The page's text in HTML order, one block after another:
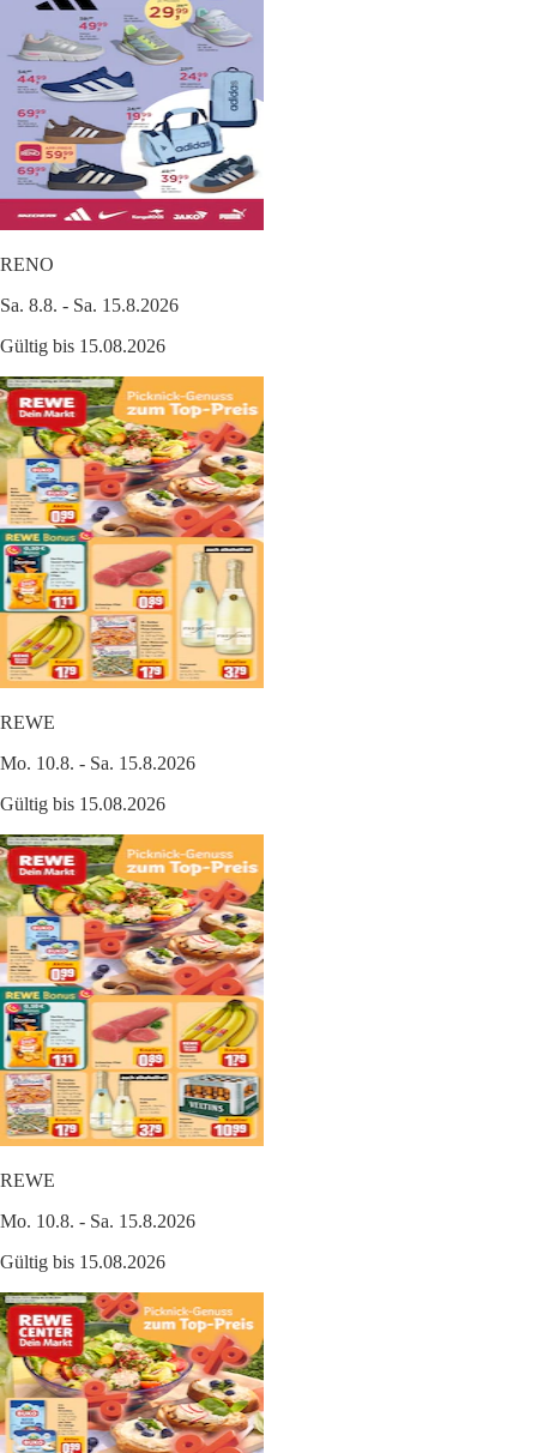
RENO
Sa. 8.8. - Sa. 15.8.2026
Gültig bis 15.08.2026
REWE
Mo. 10.8. - Sa. 15.8.2026
Gültig bis 15.08.2026
REWE
Mo. 10.8. - Sa. 15.8.2026
Gültig bis 15.08.2026